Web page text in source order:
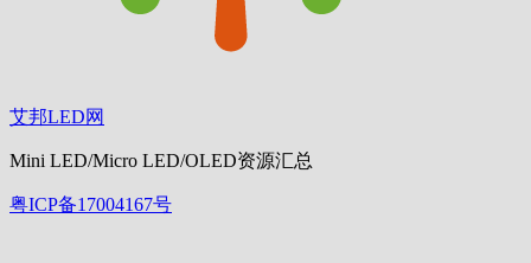
艾邦LED网
Mini LED/Micro LED/OLED资源汇总
粤ICP备17004167号